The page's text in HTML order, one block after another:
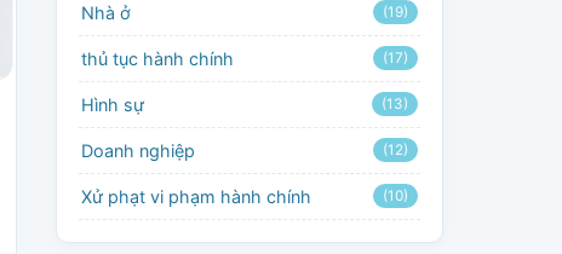
Nhà ở (19)
thủ tục hành chính (17)
Hình sự (13)
Doanh nghiệp (12)
Xử phạt vi phạm hành chính (10)